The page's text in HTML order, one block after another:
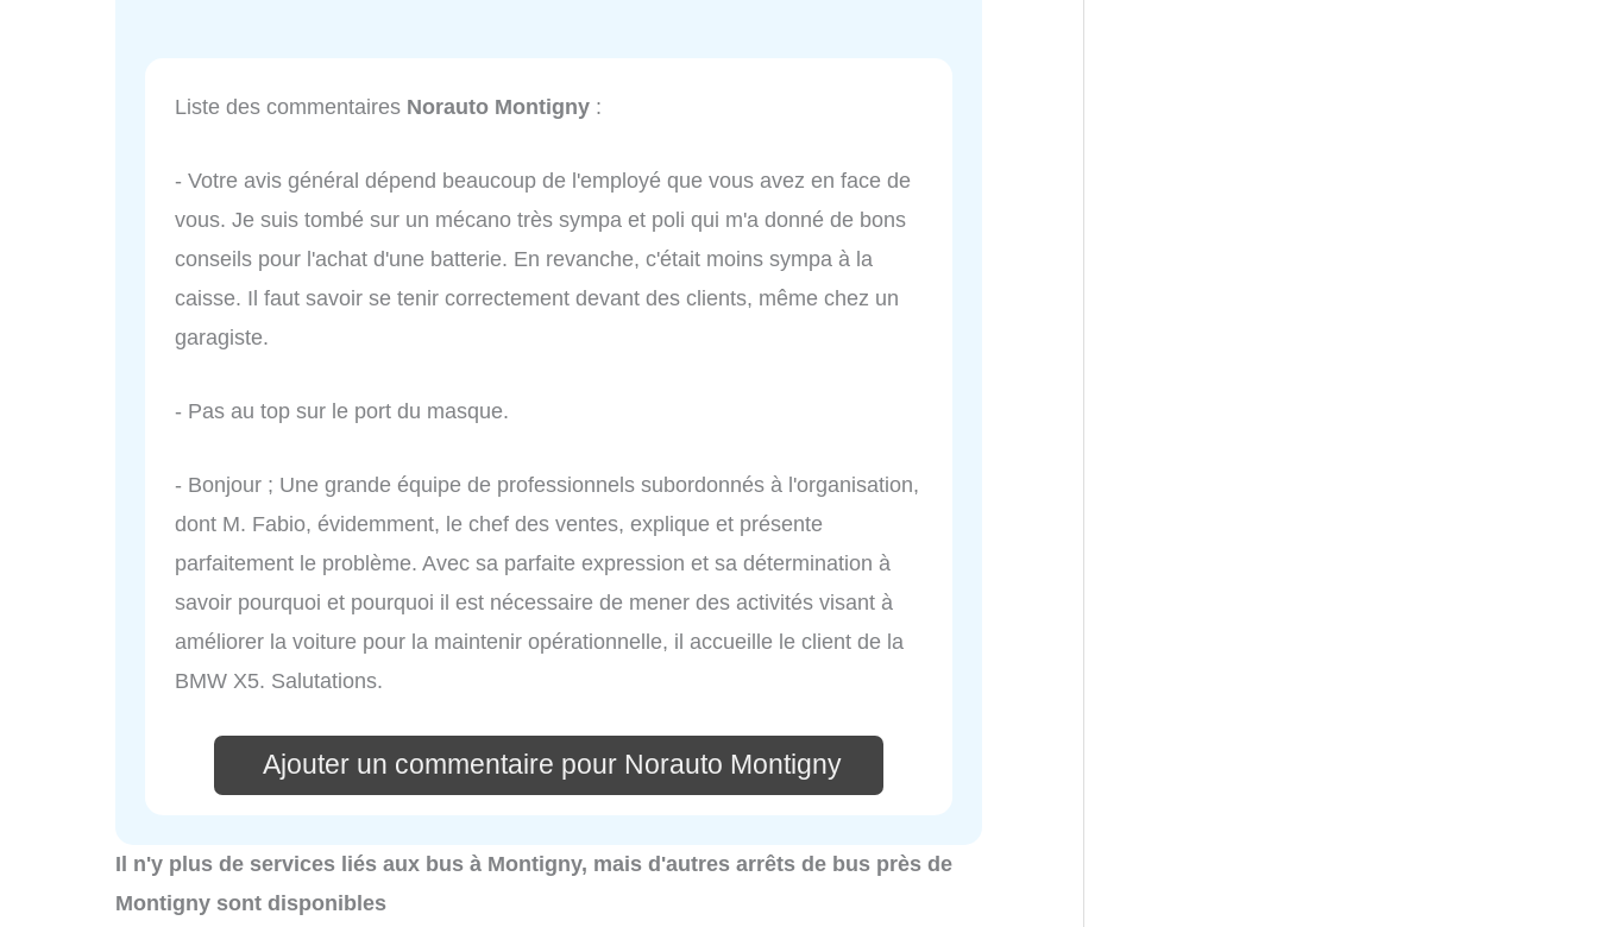
Liste des commentaires Norauto Montigny :
- Votre avis général dépend beaucoup de l'employé que vous avez en face de
vous. Je suis tombé sur un mécano très sympa et poli qui m'a donné de bons
conseils pour l'achat d'une batterie. En revanche, c'était moins sympa à la
caisse. Il faut savoir se tenir correctement devant des clients, même chez un
garagiste.
- Pas au top sur le port du masque.
- Bonjour ; Une grande équipe de professionnels subordonnés à l'organisation,
dont M. Fabio, évidemment, le chef des ventes, explique et présente
parfaitement le problème. Avec sa parfaite expression et sa détermination à
savoir pourquoi et pourquoi il est nécessaire de mener des activités visant à
améliorer la voiture pour la maintenir opérationnelle, il accueille le client de la
BMW X5. Salutations.
Ajouter un commentaire pour Norauto Montigny
Il n'y plus de services liés aux bus à Montigny, mais d'autres arrêts de bus près de
Montigny sont disponibles